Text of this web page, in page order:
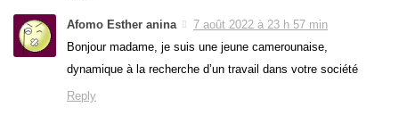
Afomo Esther anina
7 août 2022 à 23 h 57 min
Bonjour madame, je suis une jeune camerounaise,
dynamique à la recherche d’un travail dans votre société
Reply